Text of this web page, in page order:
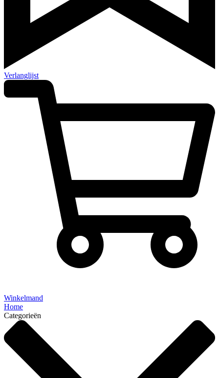
Verlanglijst
Winkelmand
Home
Categorieën